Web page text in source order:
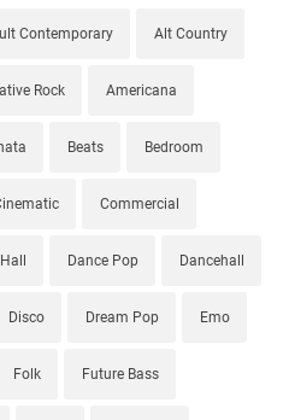
Contemporary Alt Country
Rock Americana
Beats Bedroom
Commercial
Dance Pop Dancehall
Disco Dream Pop Emo
Folk Future Bass